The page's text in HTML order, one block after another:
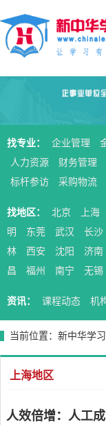
找专业： 企业管理
人力资源
财务管理
标杆参访
采购物流
找地区： 北京 上海
明
东莞 武汉 长沙
林
西安 沈阳 济南
昌
福州 南宁 无锡
资讯： 课程动态 机
当前位置： 新中华学习
上海地区
人效倍增：人工